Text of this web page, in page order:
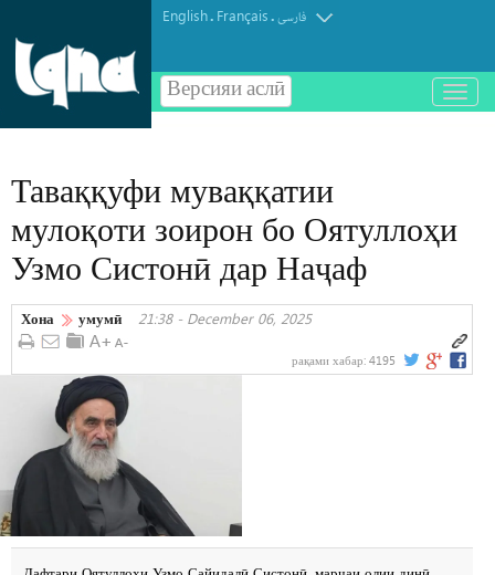
English. Français.فارسی
Версияи аслӣ
باز
و
Таваққуфи муваққатии
мулоқоти зоирон бо Оятуллоҳи
Узмо Систонӣ дар Наҷаф
Хона умумӣ 21:38 - December 06, 2025
рақами хабар: 4195